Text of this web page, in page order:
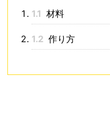
1.1 材料
1.2 作り方